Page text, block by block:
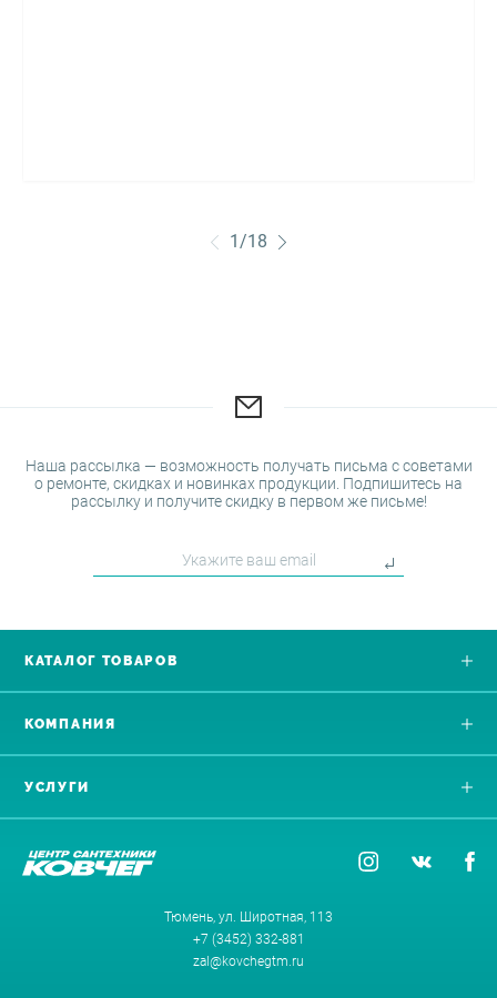
1/18
Наша рассылка — возможность получать письма с советами
о ремонте, скидках и новинках продукции. Подпишитесь на
рассылку и получите скидку в первом же письме!
Тюмень, ул. Широтная, 113
+7 (3452) 332-881
zal@kovchegtm.ru
КАТАЛОГ ТОВАРОВ
УСЛУГИ
КОМПАНИЯ